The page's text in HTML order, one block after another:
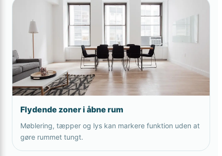
Flydende zoner i åbne rum
Møblering, tæpper og lys kan markere funktion uden at
gøre rummet tungt.